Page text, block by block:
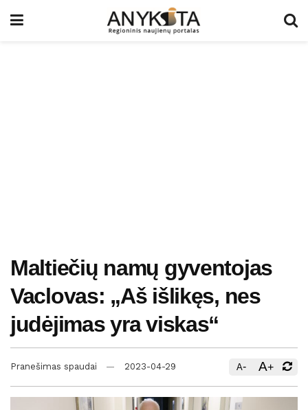
Maltiečių namų gyventojas
Vaclovas: „Aš išlikęs, nes
judėjimas yra viskas“
Pranešimas spaudai 2023-04-29 A- A+